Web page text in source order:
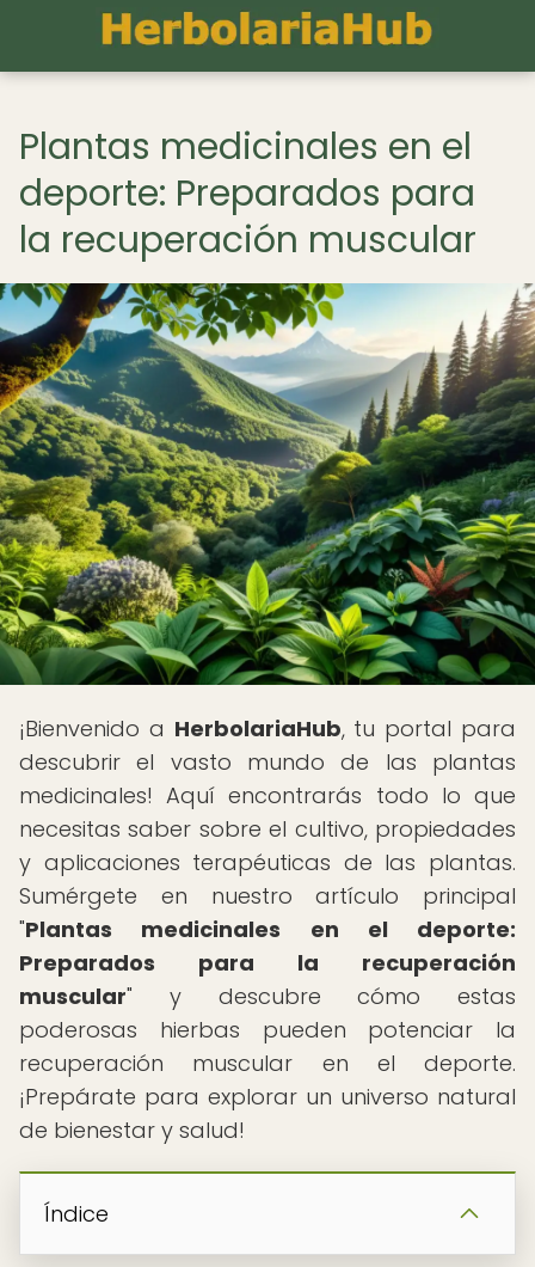
Plantas medicinales en el
deporte: Preparados para
la recuperación muscular
¡Bienvenido a HerbolariaHub, tu portal para
descubrir el vasto mundo de las plantas
medicinales! Aquí encontrarás todo lo que
necesitas saber sobre el cultivo, propiedades
y aplicaciones terapéuticas de las plantas.
Sumérgete en nuestro artículo principal
"Plantas medicinales en el deporte:
Preparados para la recuperación
muscular" y descubre cómo estas
poderosas hierbas pueden potenciar la
recuperación muscular en el deporte.
¡Prepárate para explorar un universo natural
de bienestar y salud!
Índice